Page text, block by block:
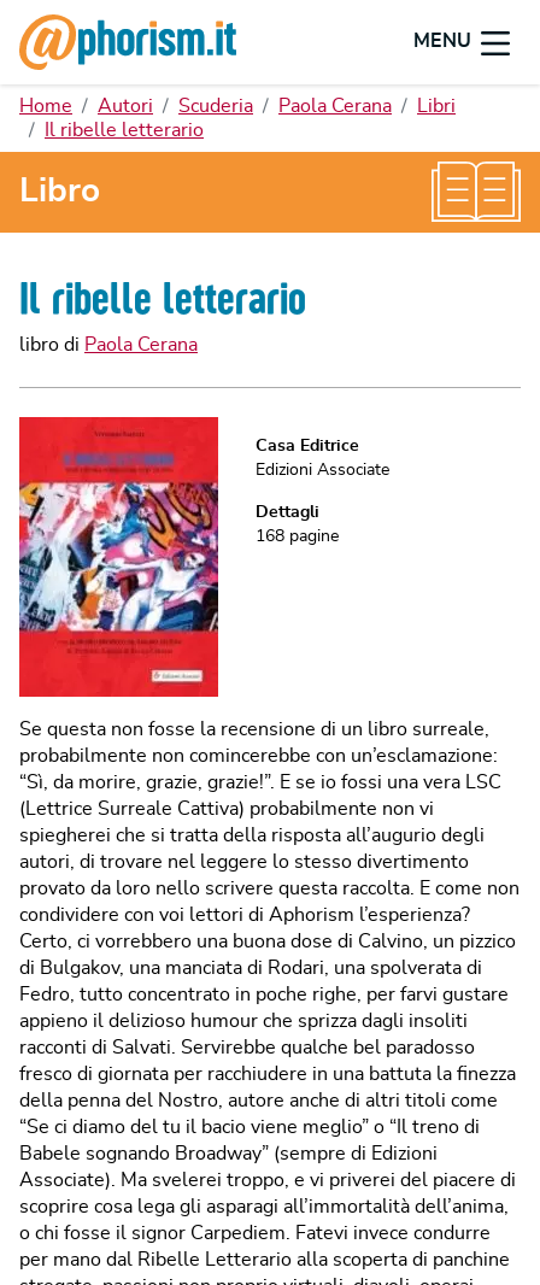
MENU
Home Autori Scuderia Paola Cerana
Libri
Il ribelle letterario
Libro
Il ribelle letterario
libro di Paola Cerana
Se questa non fosse la recensione di un libro surreale,
probabilmente non comincerebbe con un’esclamazione:
“Sì, da morire, grazie, grazie!”. E se io fossi una vera LSC
(Lettrice Surreale Cattiva) probabilmente non vi
spiegherei che si tratta della risposta all’augurio degli
autori, di trovare nel leggere lo stesso divertimento
provato da loro nello scrivere questa raccolta. E come non
condividere con voi lettori di Aphorism l’esperienza?
Certo, ci vorrebbero una buona dose di Calvino, un pizzico
di Bulgakov, una manciata di Rodari, una spolverata di
Fedro, tutto concentrato in poche righe, per farvi gustare
appieno il delizioso humour che sprizza dagli insoliti
racconti di Salvati. Servirebbe qualche bel paradosso
fresco di giornata per racchiudere in una battuta la finezza
della penna del Nostro, autore anche di altri titoli come
“Se ci diamo del tu il bacio viene meglio” o “Il treno di
Babele sognando Broadway” (sempre di Edizioni
Associate). Ma svelerei troppo, e vi priverei del piacere di
scoprire cosa lega gli asparagi all’immortalità dell’anima,
o chi fosse il signor Carpediem. Fatevi invece condurre
per mano dal Ribelle Letterario alla scoperta di panchine
Casa Editrice
Edizioni Associate
Dettagli
168 pagine